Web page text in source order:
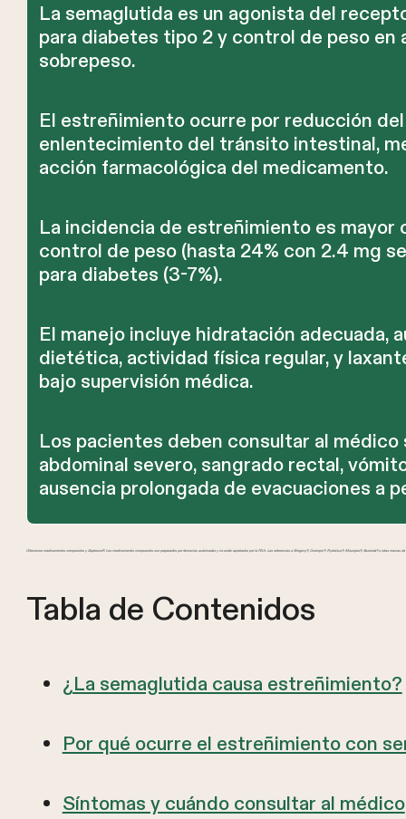
La semaglutida es un agonista del
para diabetes tipo 2 y control de peso en
sobrepeso.
El estreñimiento ocurre por reducción
enlentecimiento del tránsito intestinal,
acción farmacológica del medicamento.
La incidencia de estreñimiento es mayor
control de peso (hasta 24% con 2.4 mg
para diabetes (3-7%).
El manejo incluye hidratación adecuada,
dietética, actividad física regular, y
bajo supervisión médica.
Los pacientes deben consultar al
abdominal severo, sangrado rectal,
ausencia prolongada de evacuaciones a
Ofrecemos medicamentos compuestos y Zepbound®. Los medicamentos compuestos son preparados por farmacias autorizadas y no están aprobados por la FDA. Las referencias a Wegovy®, Ozempic®, Rybelsus®, Mounjaro®, Saxenda® u otras marcas
Tabla de Contenidos
¿La semaglutida causa estreñimiento?
Por qué ocurre el estreñimiento con
Síntomas y cuándo consultar al médico